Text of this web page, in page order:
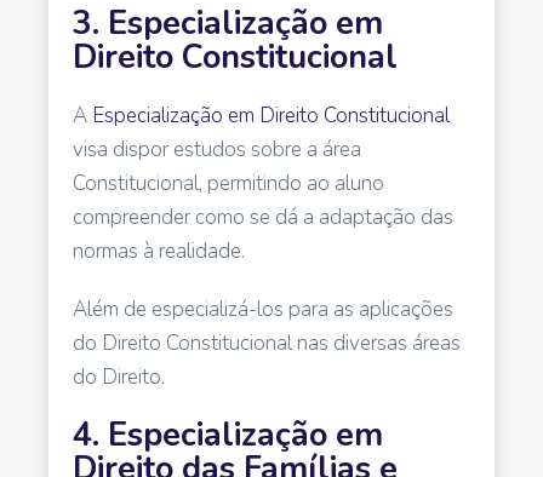
3. Especialização em
Direito Constitucional
A Especialização em Direito Constitucional
visa dispor estudos sobre a área
Constitucional, permitindo ao aluno
compreender como se dá a adaptação das
normas à realidade.
Além de especializá-los para as aplicações
do Direito Constitucional nas diversas áreas
do Direito.
4. Especialização em